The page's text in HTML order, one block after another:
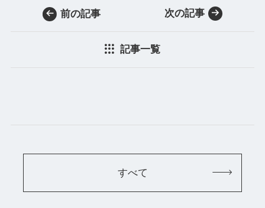
前の記事
記事一覧
次の記事
すべて